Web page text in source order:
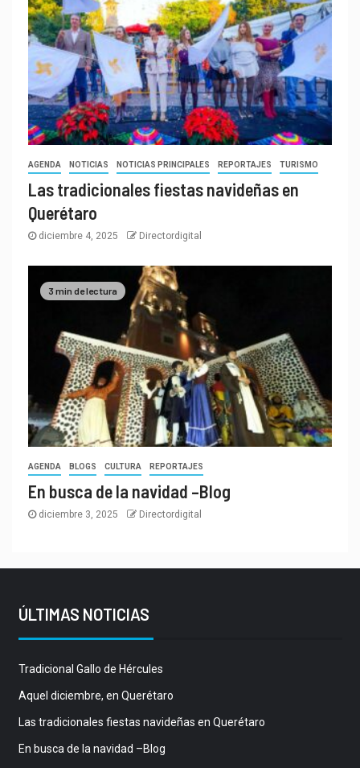
AGENDA NOTICIAS NOTICIAS PRINCIPALES REPORTAJES TURISMO
Las tradicionales fiestas navideñas en
Querétaro
diciembre 4, 2025 Directordigital
3 min de lectura
AGENDA BLOGS CULTURA REPORTAJES
En busca de la navidad –Blog
diciembre 3, 2025 Directordigital
ÚLTIMAS NOTICIAS
Tradicional Gallo de Hércules
Aquel diciembre, en Querétaro
Las tradicionales fiestas navideñas en Querétaro
En busca de la navidad –Blog